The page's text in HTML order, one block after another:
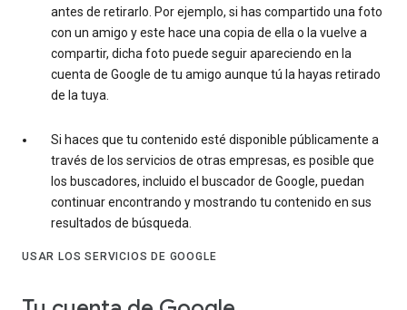
antes de retirarlo. Por ejemplo, si has compartido una foto
con un amigo y este hace una copia de ella o la vuelve a
compartir, dicha foto puede seguir apareciendo en la
cuenta de Google de tu amigo aunque tú la hayas retirado
de la tuya.
Si haces que tu contenido esté disponible públicamente a
través de los servicios de otras empresas, es posible que
los buscadores, incluido el buscador de Google, puedan
continuar encontrando y mostrando tu contenido en sus
resultados de búsqueda.
USAR LOS SERVICIOS DE GOOGLE